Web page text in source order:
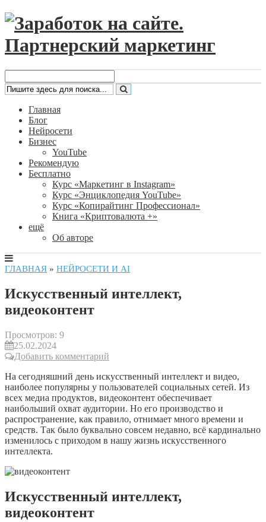
Главная
Блог
Нейросети
Бизнес
YouTube
Рекомендую
Бесплатно
Курс «Маркетинг в Instagram»
Курс «Энциклопедия YouTube»
Курс «Копирайтинг Профессионал»
Книга «Криптовалюта +»
ещё
Об авторе
ГЛАВНАЯ » НЕЙРОСЕТИ И AI
Искусственный интеллект,
видеоконтент
Просмотров: 9
25.02.2024
Добавить комментарий
На сегодняшний день искусственный интеллект и видео,
наиболее популярны у пользователей социальных сетей. Из
всех медиа продуктов, видеоконтент обеспечивает
наибольший охват аудитории. Но его производство и
распространение, как правило, отнимает много времени и
средств. Так было буквально совсем недавно, всё кардинально
изменилось с приходом в нашу жизнь искусственного
интеллекта.
Искусственный интеллект,
видеоконтент